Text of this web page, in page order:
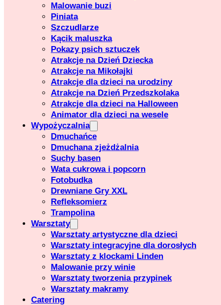
Malowanie buzi
Piniata
Szczudlarze
Kącik maluszka
Pokazy psich sztuczek
Atrakcje na Dzień Dziecka
Atrakcje na Mikołajki
Atrakcje dla dzieci na urodziny
Atrakcje na Dzień Przedszkolaka
Atrakcje dla dzieci na Halloween
Animator dla dzieci na wesele
Wypożyczalnia
Dmuchańce
Dmuchana zjeżdżalnia
Suchy basen
Wata cukrowa i popcorn
Fotobudka
Drewniane Gry XXL
Refleksomierz
Trampolina
Warsztaty
Warsztaty artystyczne dla dzieci
Warsztaty integracyjne dla dorosłych
Warsztaty z klockami Linden
Malowanie przy winie
Warsztaty tworzenia przypinek
Warsztaty makramy
Catering